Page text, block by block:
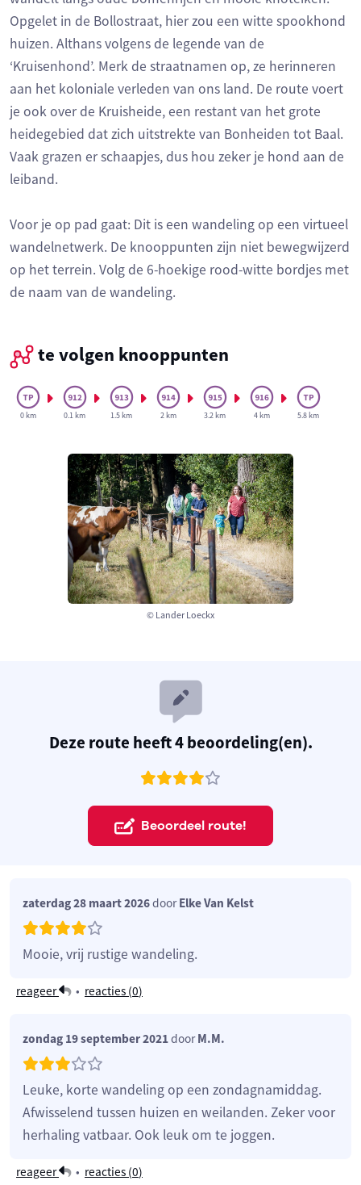
© Lander Loeckx
Opgelet in de Bollostraat, hier zou een witte spookhond
huizen. Althans volgens de legende van de
‘Kruisenhond’. Merk de straatnamen op, ze herinneren
aan het koloniale verleden van ons land. De route voert
je ook over de Kruisheide, een restant van het grote
heidegebied dat zich uitstrekte van Bonheiden tot Baal.
Vaak grazen er schaapjes, dus hou zeker je hond aan de
leiband.
Voor je op pad gaat: Dit is een wandeling op een virtueel
wandelnetwerk. De knooppunten zijn niet bewegwijzerd
op het terrein. Volg de 6-hoekige rood-witte bordjes met
de naam van de wandeling.
te volgen knooppunten
0 km 0.1 km 1.5 km 2 km 3.2 km 4 km 5.8 km
Deze route heeft 4 beoordeling(en).
Beoordeel route!
zaterdag 28 maart 2026doorElke Van Kelst
Mooie, vrij rustige wandeling.
reageer • reacties (0)
zondag 19 september 2021doorM.M.
Leuke, korte wandeling op een zondagnamiddag.
Afwisselend tussen huizen en weilanden. Zeker voor
herhaling vatbaar. Ook leuk om te joggen.
reageer • reacties (0)